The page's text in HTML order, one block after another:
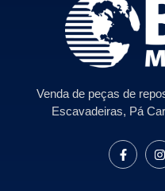
Venda de peças de
Escavadeiras, Pá